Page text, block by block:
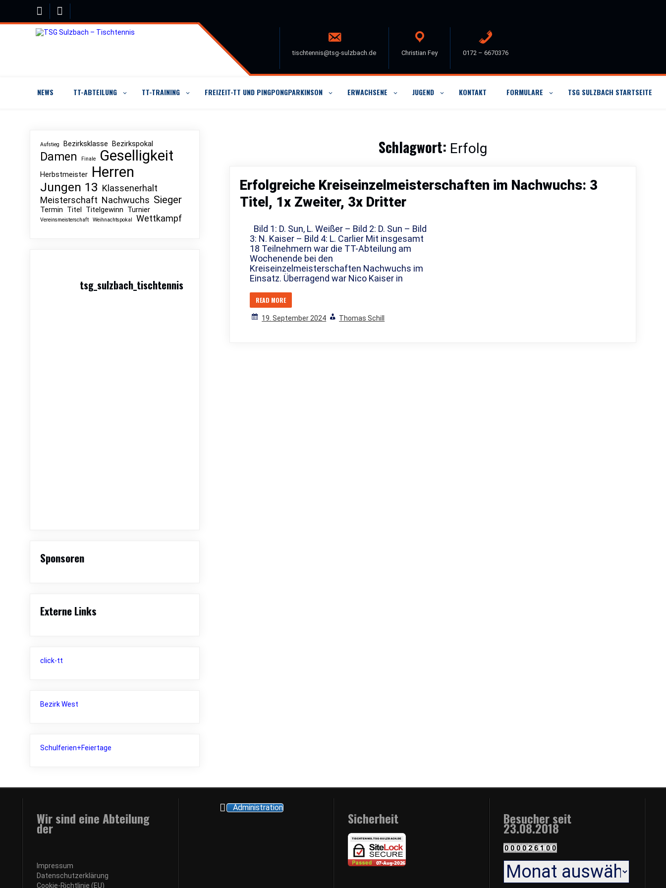
tischtennis@tsg-sulzbach.de Christian Fey 0172 – 6670376
NEWS TT-ABTEILUNG TT-TRAINING FREIZEIT-TT UND PINGPONGPARKINSON ERWACHSENE JUGEND KONTAKT FORMULARE TSG SULZBACH STARTSEITE
Schlagwort: Erfolg
Erfolgreiche Kreiseinzelmeisterschaften im Nachwuchs: 3
Titel, 1x Zweiter, 3x Dritter
Bild 1: D. Sun, L. Weißer – Bild 2: D. Sun – Bild
3: N. Kaiser – Bild 4: L. Carlier Mit insgesamt
18 Teilnehmern war die TT-Abteilung am
Wochenende bei den
Kreiseinzelmeisterschaften Nachwuchs im
Einsatz. Überragend war Nico Kaiser in
READ MORE
19. September 2024 Thomas Schill
Aufstieg Bezirksklasse Bezirkspokal
Damen Finale Geselligkeit
Herbstmeister Herren
Jungen 13 Klassenerhalt
Meisterschaft Nachwuchs Sieger
Termin Titel Titelgewinn Turnier
Vereinsmeisterschaft Weihnachtspokal Wettkampf
tsg_sulzbach_tischtennis
Sponsoren
Externe Links
click-tt
Bezirk West
Schulferien+Feiertage
Wir sind eine Abteilung
der
Impressum
Datenschutzerklärung
Cookie-Richtlinie (EU)
Administration
Sicherheit Besucher seit
23.08.2018
Archiv